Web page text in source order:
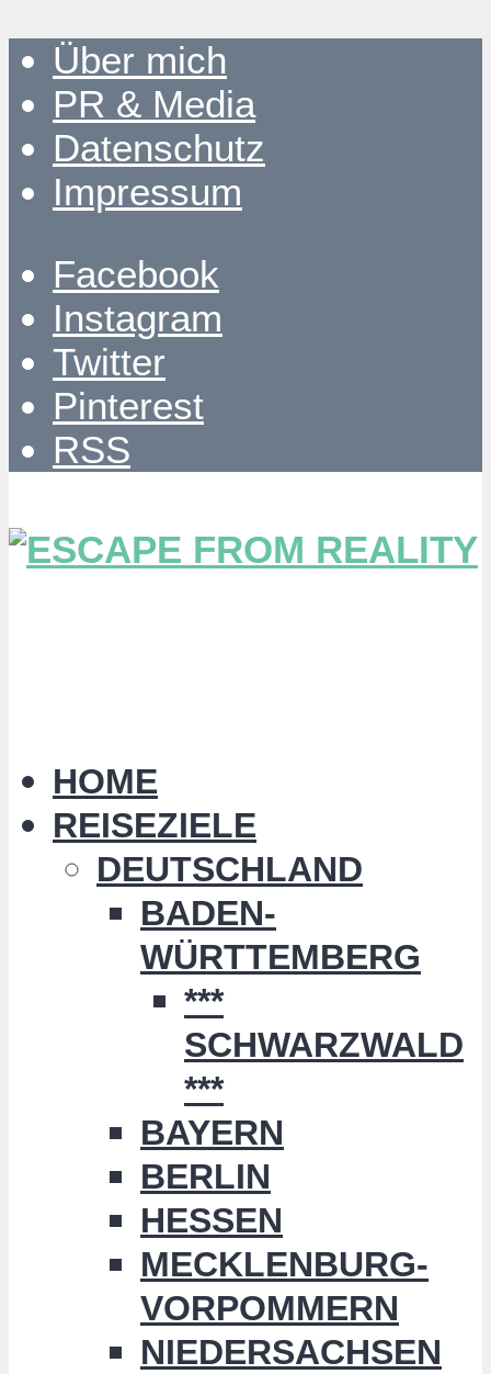
Über mich
PR & Media
Datenschutz
Impressum
Facebook
Instagram
Twitter
Pinterest
RSS
HOME
REISEZIELE
DEUTSCHLAND
BADEN-
WÜRTTEMBERG
***
SCHWARZWALD
***
BAYERN
BERLIN
HESSEN
MECKLENBURG-
VORPOMMERN
NIEDERSACHSEN